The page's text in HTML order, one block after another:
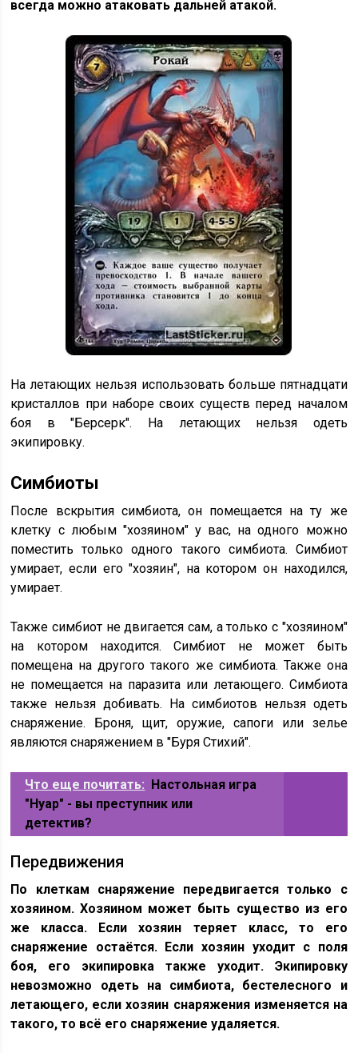
всегда можно атаковать дальней атакой.
На летающих нельзя использовать больше пятнадцати
кристаллов при наборе своих существ перед началом
боя в "Берсерк". На летающих нельзя одеть
экипировку.
Симбиоты
После вскрытия симбиота, он помещается на ту же
клетку с любым "хозяином" у вас, на одного можно
поместить только одного такого симбиота. Симбиот
умирает, если его "хозяин", на котором он находился,
умирает.
Также симбиот не двигается сам, а только с "хозяином"
на котором находится. Симбиот не может быть
помещена на другого такого же симбиота. Также она
не помещается на паразита или летающего. Симбиота
также нельзя добивать. На симбиотов нельзя одеть
снаряжение. Броня, щит, оружие, сапоги или зелье
являются снаряжением в "Буря Стихий".
Что еще почитать: Настольная игра
"Нуар" - вы преступник или
детектив?
Передвижения
По клеткам снаряжение передвигается только с
хозяином. Хозяином может быть существо из его
же класса. Если хозяин теряет класс, то его
снаряжение остаётся. Если хозяин уходит с поля
боя, его экипировка также уходит. Экипировку
невозможно одеть на симбиота, бестелесного и
летающего, если хозяин снаряжения изменяется на
такого, то всё его снаряжение удаляется.